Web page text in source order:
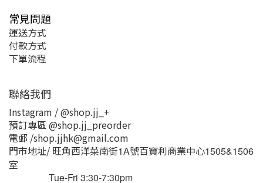
常見問題
運送方式
付款方式
下單流程
聯絡我們
Instagram / @shop.jj_+
預訂專區 @shop.jj_preorder
電郵 /shop.jjhk@gmail.com
門市地址/ 旺角西洋菜南街1A號百寶利商業中心1505&1506
室
Tue-Fri 3:30-7:30pm